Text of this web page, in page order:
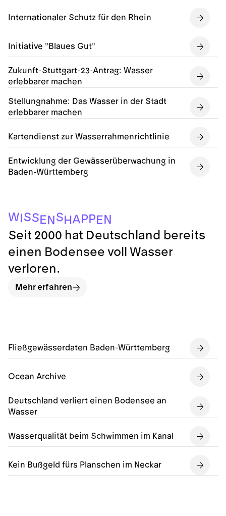
Internationaler Schutz für den Rhein
Initiative "Blaues Gut"
Zukunft-Stuttgart-23-Antrag: Wasser
erlebbarer machen
Stellungnahme: Das Wasser in der Stadt
erlebbarer machen
Kartendienst zur Wasserrahmenrichtlinie
Entwicklung der Gewässerüberwachung in
Baden-Württemberg
Fließgewässerdaten Baden-Württemberg
Ocean Archive
Deutschland verliert einen Bodensee an
Wasser
Wasserqualität beim Schwimmen im Kanal
Kein Bußgeld fürs Planschen im Neckar
W SSENSHAPPEN
Seit 2000 hat Deutschland bereits
einen Bodensee voll Wasser
verloren.
Mehr erfahren